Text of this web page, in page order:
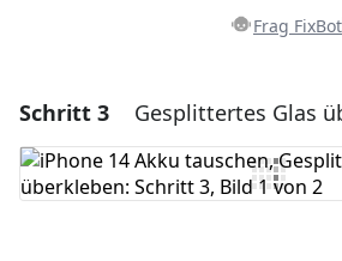
Frag FixBot
Einen Kommentar
Kommentar hinzufügen
Schritt 3 Gesplittertes Glas